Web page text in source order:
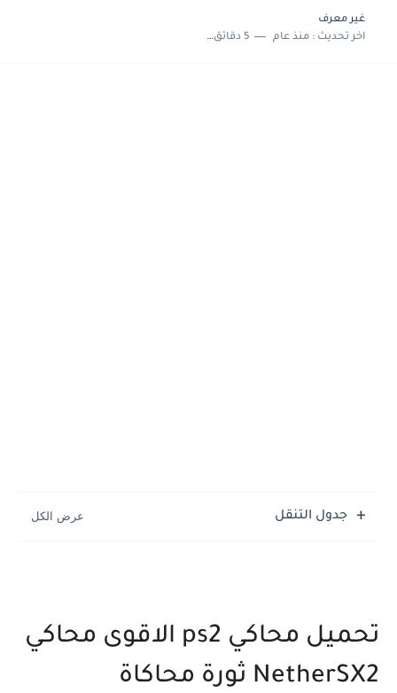
غير معرف
اخر تحديث :منذ عام 5 دقائق للقراءة
جدول التنقل
تحميل محاكي ps2 الاقوى محاكي
NetherSX2 ثورة محاكاة